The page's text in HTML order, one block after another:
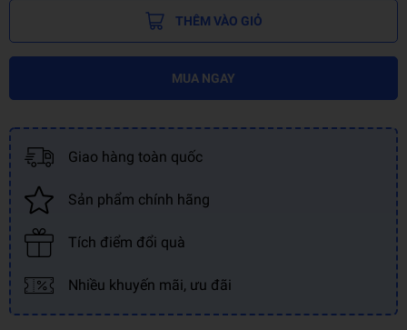
THÊM VÀO GIỎ
MUA NGAY
Giao hàng toàn quốc
Sản phẩm chính hãng
Tích điểm đổi quà
Nhiều khuyến mãi, ưu đãi